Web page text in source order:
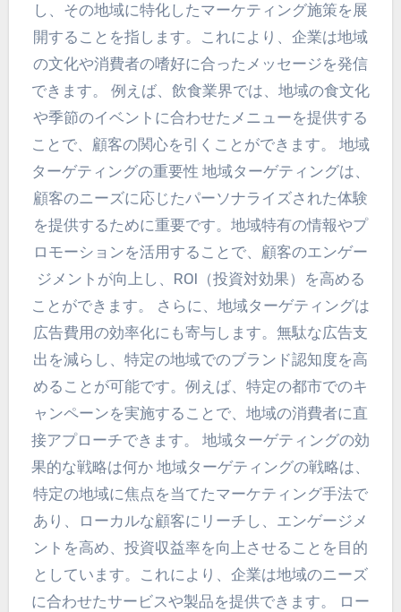
し、その地域に特化したマーケティング施策を展
開することを指します。これにより、企業は地域
の文化や消費者の嗜好に合ったメッセージを発信
できます。 例えば、飲食業界では、地域の食文化
や季節のイベントに合わせたメニューを提供する
ことで、顧客の関心を引くことができます。 地域
ターゲティングの重要性 地域ターゲティングは、
顧客のニーズに応じたパーソナライズされた体験
を提供するために重要です。地域特有の情報やプ
ロモーションを活用することで、顧客のエンゲー
ジメントが向上し、ROI（投資対効果）を高める
ことができます。 さらに、地域ターゲティングは
広告費用の効率化にも寄与します。無駄な広告支
出を減らし、特定の地域でのブランド認知度を高
めることが可能です。例えば、特定の都市でのキ
ャンペーンを実施することで、地域の消費者に直
接アプローチできます。 地域ターゲティングの効
果的な戦略は何か 地域ターゲティングの戦略は、
特定の地域に焦点を当てたマーケティング手法で
あり、ローカルな顧客にリーチし、エンゲージメ
ントを高め、投資収益率を向上させることを目的
としています。これにより、企業は地域のニーズ
に合わせたサービスや製品を提供できます。 ロー